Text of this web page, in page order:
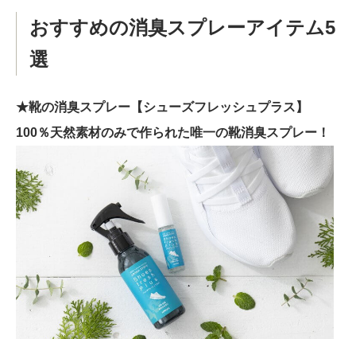
おすすめの消臭スプレーアイテム5
選
★靴の消臭スプレー【シューズフレッシュプラス】
100％天然素材のみで作られた唯一の靴消臭スプレー！